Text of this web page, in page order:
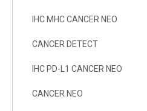
IHC MHC CANCER NEO
CANCER DETECT
IHC PD-L1 CANCER NEO
CANCER NEO